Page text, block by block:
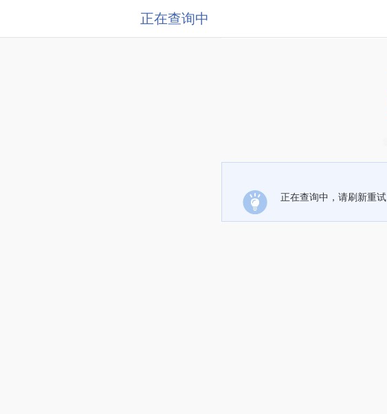
正在查询中
正在查询中，请刷新重试